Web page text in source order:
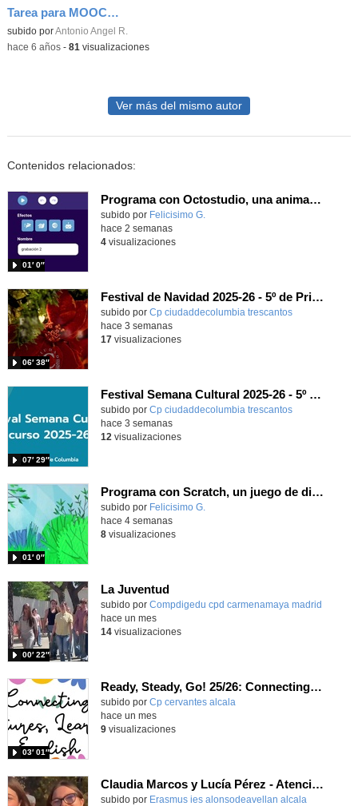
Tarea para MOOC Teams 8A - Crear tarea
Contenido educativo.
subido porAntonio Angel R.
-hace 6 años- 81 visualizaciones
Ver más del mismo autor
Contenidos relacionados:
Programa con Octostudio, una animación utilizando la cámara para una foto y audio y texto para comunicar.
Contenido educativo.
subido por Felicisimo G.
01′ 0″
hace 2 semanas
4visualizaciones
Festival de Navidad 2025-26 - 5º de Primaria
subido por Cp ciudaddecolumbia trescantos
06′ 38″
-
hace 3 semanas
17visualizaciones
Festival Semana Cultural 2025-26 - 5º de Primaria
subido por Cp ciudaddecolumbia trescantos
07′ 29″
-
hace 3 semanas
12 visualizaciones
Programa con Scratch, un juego de disparos y modifica los disfraces del personaje
Contenido educativo.
subido por Felicisimo G.
01′ 0″
hace 4 semanas
8visualizaciones
La Juventud
subido por Compdigedu cpd carmenamaya madrid
00′ 22″
hace un mes
14visualizaciones
Ready, Steady, Go! 25/26: Connecting Cultures, Learning English
Contenido educativo.
subido por Cp cervantes alcala
03′ 01″
hace un mes
9visualizaciones
Claudia Marcos y Lucía Pérez - Atención a personas en dependencia - Lisboa - Portugal 2026
subido por Erasmus ies alonsodeavellan alcala